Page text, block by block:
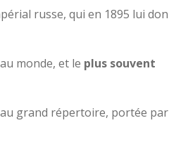
russe, qui en 1895 lui
au monde, et le plus souvent
grand répertoire, portée